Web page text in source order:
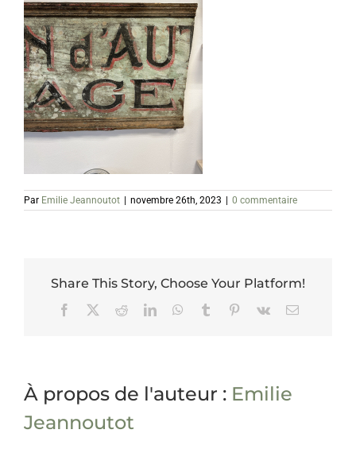
Par Emilie Jeannoutot novembre 26th, 2023 0 commentaire
Share This Story, Choose Your Platform!
Facebook RedditLinkedInWhatsApp
Tumblr Pinterest
Vk Email
À propos de l'auteur : Emilie
Jeannoutot